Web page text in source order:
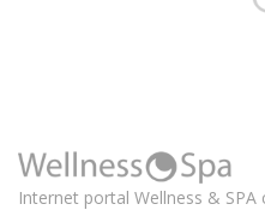
Internet portal Wellness & SPA